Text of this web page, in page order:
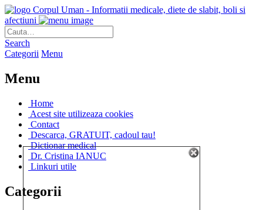
Corpul Uman - Informatii medicale, diete de slabit, boli si
afectiuni
Search
Categorii Menu
Menu
Home
Acest site utilizeaza cookies
Contact
Descarca, GRATUIT, cadoul tau!
Dictionar medical
Dr. Cristina IANUC
Linkuri utile
Categorii